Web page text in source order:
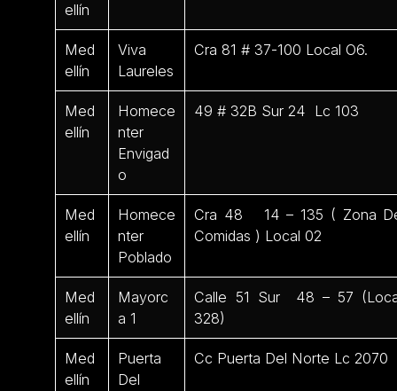
ellín
Med
ellín
Viva
Laureles
Cra 81 # 37-100 Local O6.
Med
ellín
Homece
nter
Envigad
o
49 # 32B Sur 24 Lc 103
Med
ellín
Homece
nter
Poblado
Cra 48 14 – 135 ( Zona
Comidas ) Local 02
Med
ellín
Mayorc
a 1
Calle 51 Sur 48 – 57
328)
Med
ellín
Puerta
Del
Cc Puerta Del Norte Lc 2070